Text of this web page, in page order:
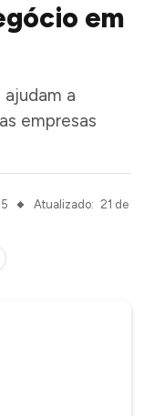
em
a
empresas
Atualizado: 21 de